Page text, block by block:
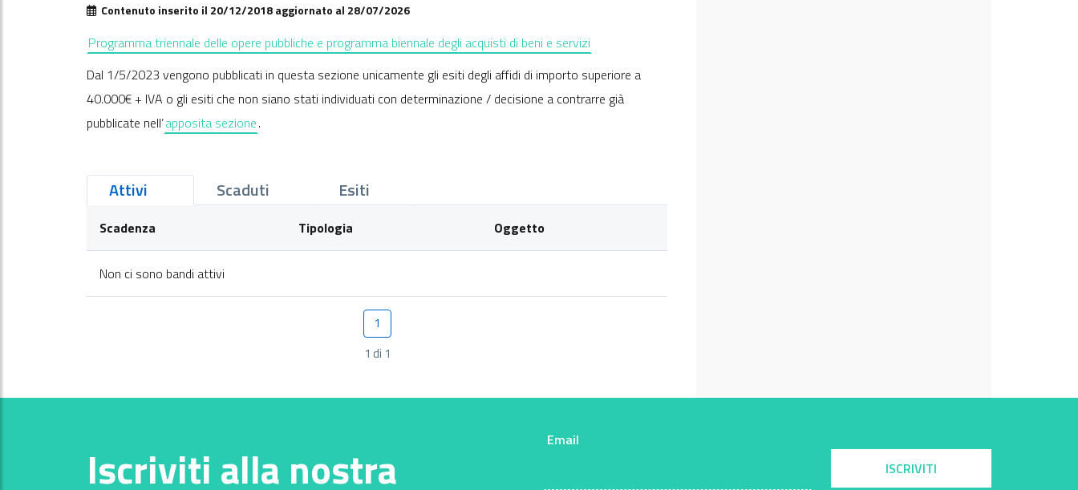
Contenuto inserito il 20/12/2018 aggiornato al 28/07/2026
Programma triennale delle opere pubbliche e programma biennale degli acquisti di beni e servizi
Dal 1/5/2023 vengono pubblicati in questa sezione unicamente gli esiti degli affidi di importo superiore a
40.000€ + IVA o gli esiti che non siano stati individuati con determinazione / decisione a contrarre già
pubblicate nell’apposita sezione.
Attivi Scaduti Esiti
Scadenza Tipologia Oggetto
Non ci sono bandi attivi
1
Pagina
1 di 1
Iscriviti alla nostra
Email
ISCRIVITI